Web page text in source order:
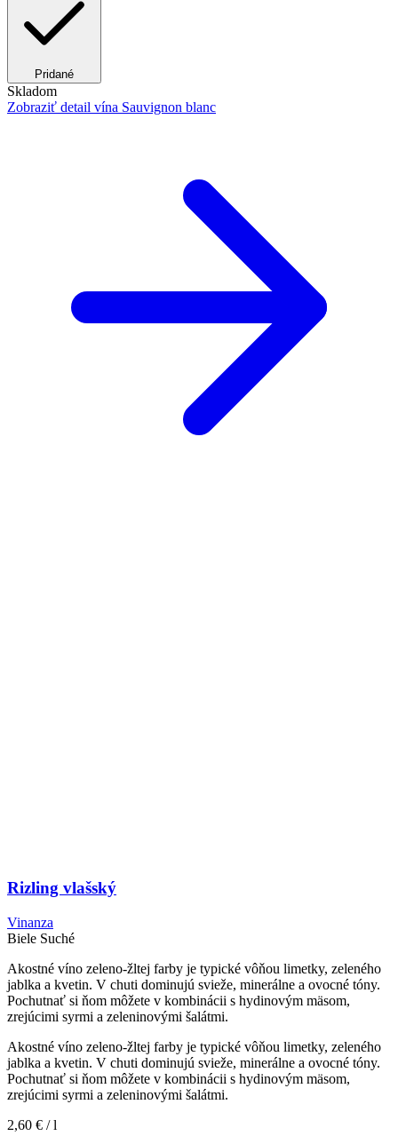
Pridané
Skladom
Zobraziť detail vína Sauvignon blanc
Rizling vlašský
Vinanza
Biele Suché
Akostné víno zeleno-žltej farby je typické vôňou limetky, zeleného
jablka a kvetin. V chuti dominujú svieže, minerálne a ovocné tóny.
Pochutnať si ňom môžete v kombinácii s hydinovým mäsom,
zrejúcimi syrmi a zeleninovými šalátmi.
Akostné víno zeleno-žltej farby je typické vôňou limetky, zeleného
jablka a kvetin. V chuti dominujú svieže, minerálne a ovocné tóny.
Pochutnať si ňom môžete v kombinácii s hydinovým mäsom,
zrejúcimi syrmi a zeleninovými šalátmi.
2,60 € / l